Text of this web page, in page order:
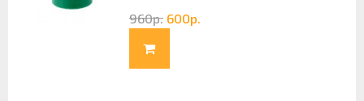
960р. 600р.